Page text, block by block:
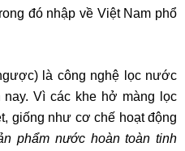
đó nhập về Việt Nam phổ
là công nghệ lọc nước
Vì các khe hở màng lọc
giống như cơ chế hoạt động
phẩm nước hoàn toàn tinh